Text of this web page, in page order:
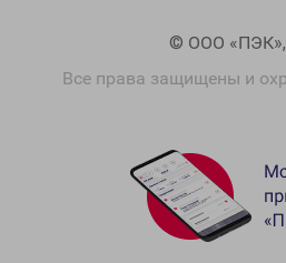
© ООО «ПЭК»,
Все права защищены и